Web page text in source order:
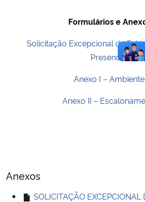
Formulários e
Solicitação Excepcional de
Presenciais
Anexo I –
Anexo II –
Anexos
SOLICITAÇÃO EXCEPCIONAL